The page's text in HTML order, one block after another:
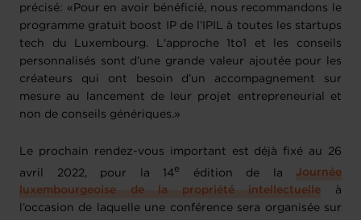
précisé: «Pour en avoir bénéficié, nous recommandons le
programme gratuit boost IP de l’IPIL à toutes les startups
tech du Luxembourg. L'approche 1to1 et les conseils
personnalisés sont d’une grande valeur ajoutée pour les
créateurs qui ont besoin d’un accompagnement sur
mesure au lancement de leur projet entrepreneurial et
non de conseils génériques.»
Le prochain rendez-vous important est déjà fixé au 26
avril 2022, pour la 14e édition de la Journée
luxembourgeoise de la propriété intellectuelle à
l’occasion de laquelle une conférence sera organisée sur